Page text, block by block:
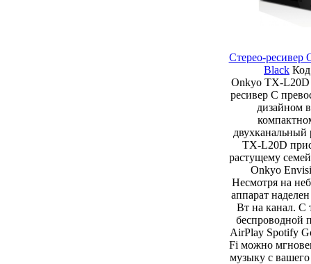
Стерео-ресивер
Black
Onkyo TX-L20D
ресивер С
дизайном
двухканальный
TX-L20D
растущему
Onkyo
Несмотря на
аппарат
Вт на канал. С
беспроводной
AirPlay Spotify
Fi можно
музыку с